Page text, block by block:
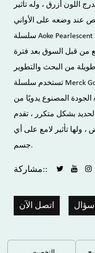
اللون أزرق ، وله تأثير
سلسلة Aoke Pearlescent Pigment Merck Gold هي منتج متطور
من قبل السوق بعد فترة
تستخدم سلسلة Merck Gold مسحوق الميكا الاصطناعية عالي
الجودة المصنوع يدويًا من Aoke. بعد العملية الخاصة المتمثلة في
الحديد بشكل متكرر ، تقدم
، ولها تأثير لامع على أي
جسم.
مشاركة::
اتصل الآن سؤال